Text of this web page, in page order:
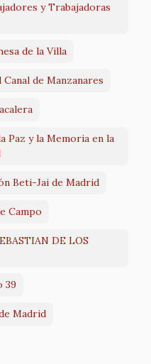
y Trabajadoras
de la Villa
de Manzanares
Paz y la Memoria en la
Beti-Jai de Madrid
Campo
DE LOS
39
Madrid